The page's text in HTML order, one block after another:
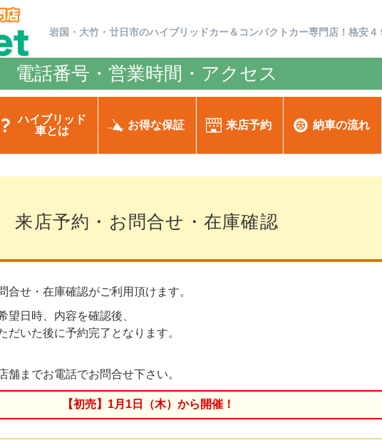
岩国・大竹・廿日市のハイブリッドカー＆コンパクトカー専門店！格安４
電話番号・営業時間・アクセス
ハイブリッド
車とは
お得な保証 来店予約 納車の流れ
来店予約・お問合せ・在庫確認
合せ・在庫確認がご利用頂けます。
望日時、内容を確認後、
いた後に予約完了となります。
までお電話でお問合せ下さい。
【初売】1月1日（木）から開催！